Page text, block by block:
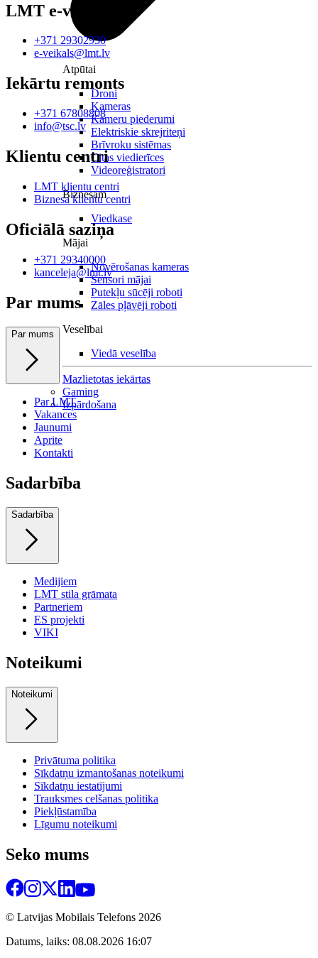
Atpūtai
Droni
Kameras
Kameru piederumi
Elektriskie skrejriteņi
Brīvroku sistēmas
Citas viedierīces
Videoreģistratori
Biznesam
Viedkase
Mājai
Novērošanas kameras
Sensori mājai
Putekļu sūcēji roboti
Zāles pļāvēji roboti
Veselībai
Viedā veselība
Mazlietotas iekārtas
Gaming
Izpārdošana
LMT e-veikals
+371 29302930
e-veikals@lmt.lv
Iekārtu remonts
+371 67808808
info@tsc.lv
Klientu centri
LMT klientu centri
Biznesa klientu centri
Oficiālā saziņa
+371 29340000
kanceleja@lmt.lv
Par mums
Par mums
Par LMT
Vakances
Jaunumi
Aprite
Kontakti
Sadarbība
Sadarbība
Medijiem
LMT stila grāmata
Partneriem
ES projekti
VIKI
Noteikumi
Noteikumi
Privātuma politika
Sīkdatņu izmantošanas noteikumi
Sīkdatņu iestatījumi
Trauksmes celšanas politika
Piekļūstamība
Līgumu noteikumi
Seko mums
© Latvijas Mobilais Telefons 2026
Datums, laiks: 08.08.2026 16:07